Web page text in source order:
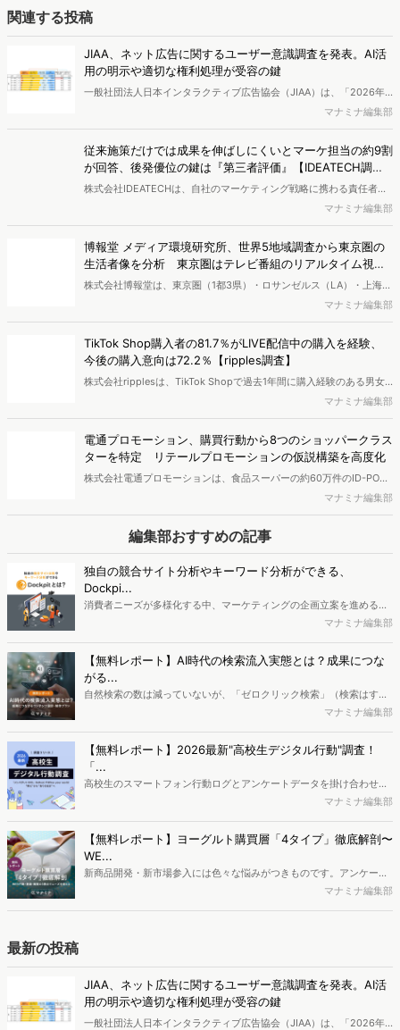
関連する投稿
JIAA、ネット広告に関するユーザー意識調査を発表。AI活
用の明示や適切な権利処理が受容の鍵
一般社団法人日本インタラクティブ広告協会（JIAA）は、「2026年
インターネット広告に関するユーザー意識調査（定量）」を実施し、
結果を公開しました。
マナミナ編集部
従来施策だけでは成果を伸ばしにくいとマーケ担当の約9割
が回答、後発優位の鍵は『第三者評価』【IDEATECH調
査】
株式会社IDEATECHは、自社のマーケティング戦略に携わる責任者・
担当者（BtoB／BtoCを問わず、新しい価値・市場の打ち出しや認知
拡大の意思決定に関与する層）を対象に、BtoB企業における新商品・
新サービスの市場浸透と情報発信に関する実態調査を実施し、結果を
公開しました。
マナミナ編集部
博報堂 メディア環境研究所、世界5地域調査から東京圏の
生活者像を分析 東京圏はテレビ番組のリアルタイム視聴
が強く、信用度も高い
株式会社博報堂は、東京圏（1都3県）・ロサンゼルス（LA）・上海・
ロンドン・ドイツ全域の5地域で、各900名・計4,500名（10～50
代）を対象に、メディア接触状況やAI・先進テクノロジーサービスの
利用状況を調査する「グローバル・メディア・テック調査2026」を
実施し、結果を公開しました。
マナミナ編集部
TikTok Shop購入者の81.7％がLIVE配信中の購入を経験、
今後の購入意向は72.2％【ripples調査】
株式会社ripplesは、TikTok Shopで過去1年間に購入経験のある男女
を対象とした「TikTok Shop購入者実態調査2026」を実施し、結果を
公開しました。
マナミナ編集部
電通プロモーション、購買行動から8つのショッパークラス
ターを特定 リテールプロモーションの仮説構築を高度化
株式会社電通プロモーションは、食品スーパーの約60万件のID-POS
データと生活者の定性データをAIで分析し、購買行動の特徴に基づい
た8つのショッパークラスターを特定しました。これにより購買時点
における生活者の意識や行動背景の把握が可能となり、リテールプロ
モーションにおけるプランニングの高速化と高精度化を実現できると
いいます。
マナミナ編集部
編集部おすすめの記事
独自の競合サイト分析やキーワード分析ができる、
Dockpi...
消費者ニーズが多様化する中、マーケティングの企画立案を進める上
で、競合分析や消費者分析の重要性がより高まっています。Web行動
データを活用し、Web上の消費者行動を起点とした競合サイト分析や
消費者分析が可能です。今回はDockpitならではの利便性の高い機能
や活用方法を解説します。
マナミナ編集部
【無料レポート】AI時代の検索流入実態とは？成果につな
がる...
自然検索の数は減っていないが、「ゼロクリック検索」（検索はする
がページには流入しない）の割合が増加しているのが、AI時代の検索
か、また、要因を理解した上で、成果に確実につながるコンテンツを
制作するにはどうするべきなのでしょうか。本レポートはこのような
疑問をお抱えのSEO・Webマーケティングご担当者様におすすめの内
容となっています。※本レポートは記事のフォームから無料でダウン
マナミナ編集部
【無料レポート】2026最新"高校生デジタル行動"調査！
「...
高校生のスマートフォン行動ログとアンケートデータを掛け合わせ、
最新の若年層（高校生）におけるデジタル行動実態やSNSの利用傾向
ち、スマートフォンを取り巻く環境が成熟するなか、新興SNSの台頭
により高校生のデジタルライフスタイルは新たな変化を見せていま
す。※資料は記事内の入力フォームより、ダウンロードいただけま
マナミナ編集部
【無料レポート】ヨーグルト購買層「4タイプ」徹底解剖〜
WE...
新商品開発・新市場参入には色々な悩みがつきものです。アンケート
調査を実施しても、購買実態が不透明、新商品の受容性も判断しきれ
ポートとなっています。※本レポートは記事のフォームから無料でダ
ウンロードできます。
マナミナ編集部
最新の投稿
JIAA、ネット広告に関するユーザー意識調査を発表。AI活
用の明示や適切な権利処理が受容の鍵
一般社団法人日本インタラクティブ広告協会（JIAA）は、「2026年